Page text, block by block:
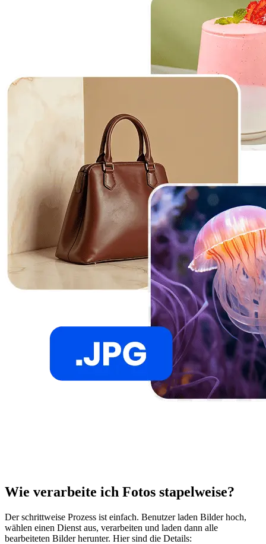
Wie verarbeite ich Fotos stapelweise?
Der schrittweise Prozess ist einfach. Benutzer laden Bilder hoch,
wählen einen Dienst aus, verarbeiten und laden dann alle
bearbeiteten Bilder herunter. Hier sind die Details: